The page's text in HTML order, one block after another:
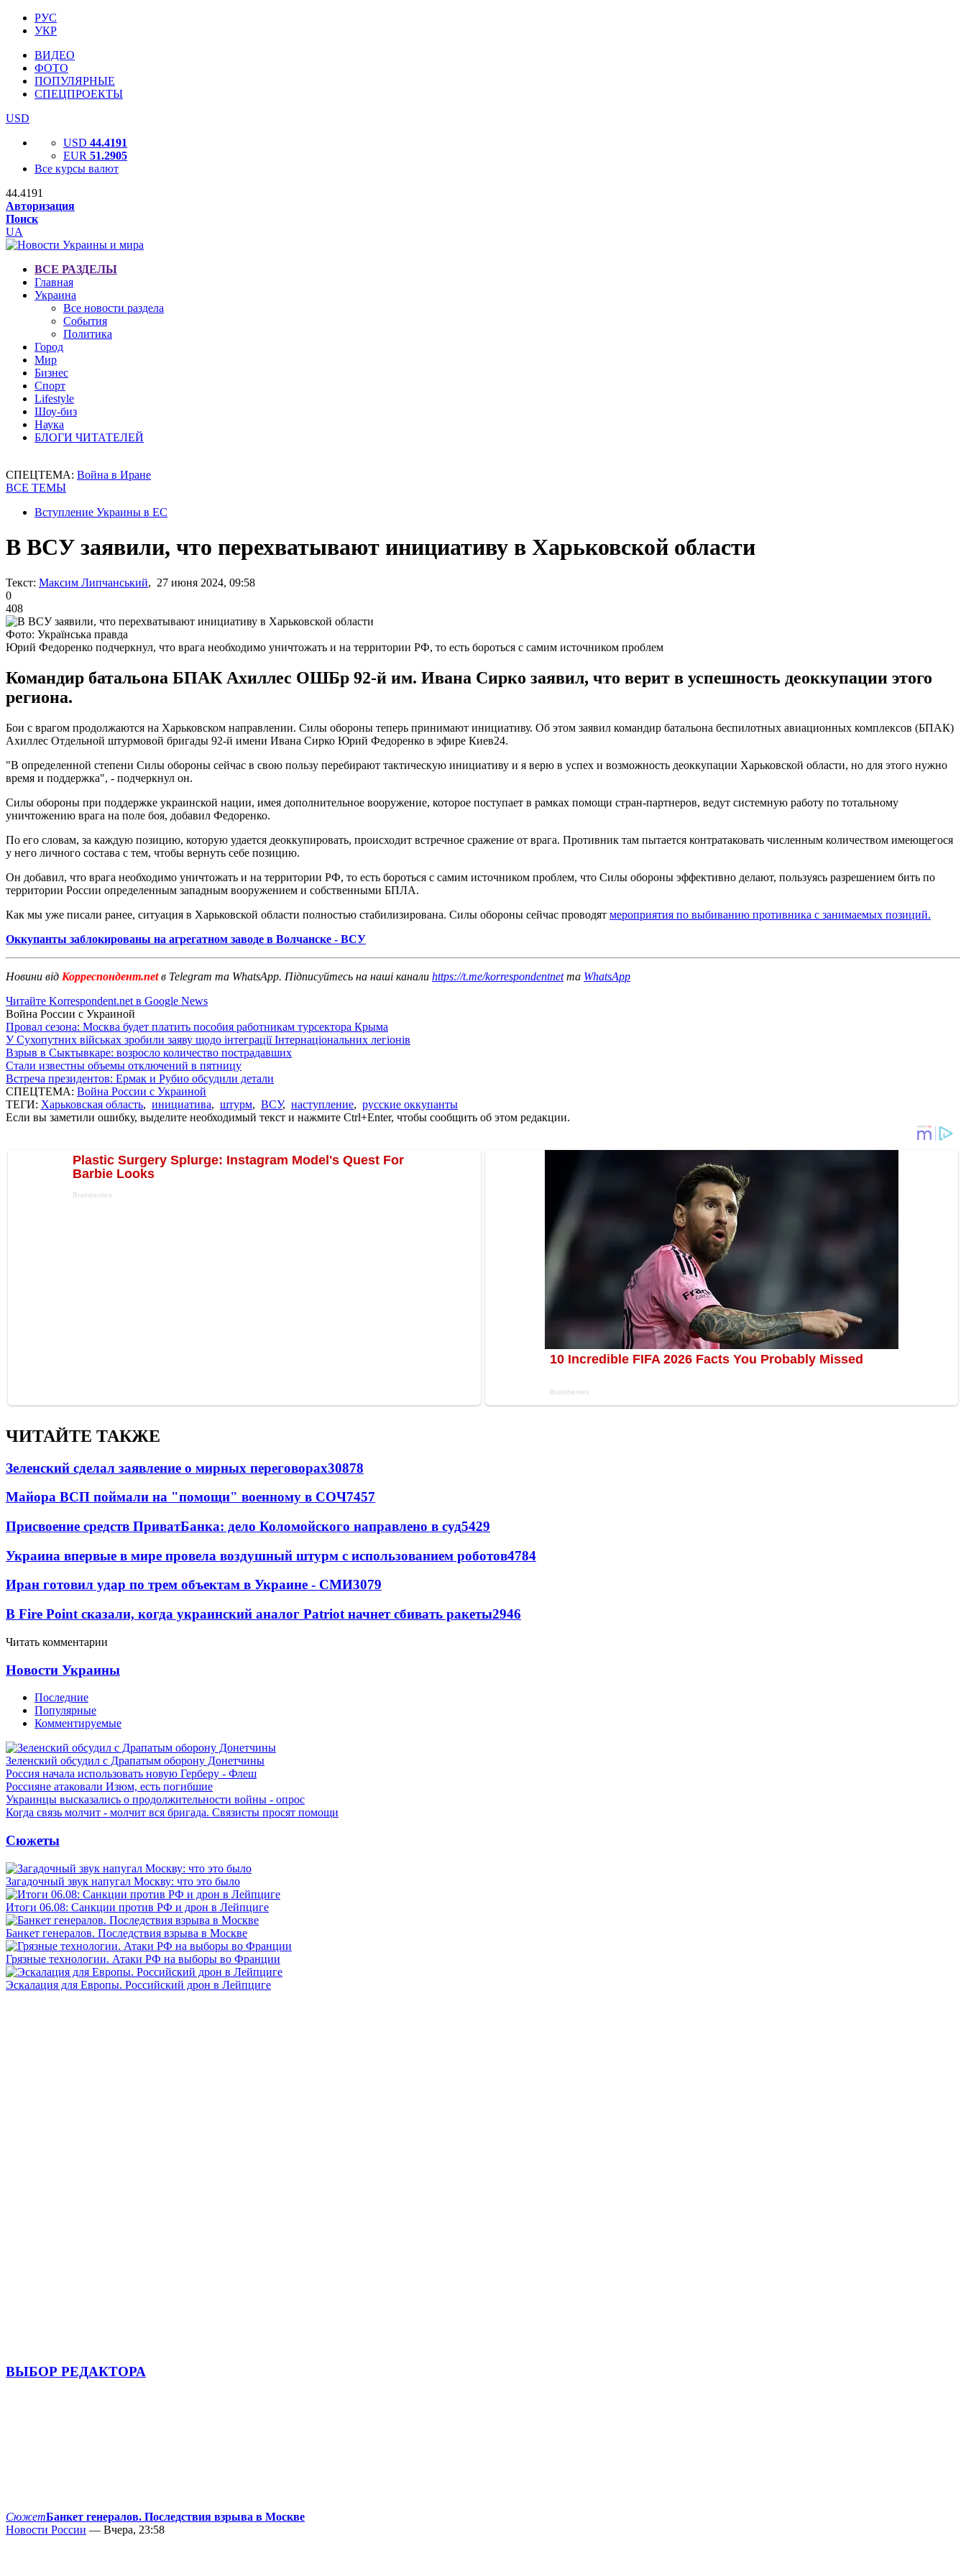
РУС
УКР
ВИДЕО
ФОТО
ПОПУЛЯРНЫЕ
СПЕЦПРОЕКТЫ
USD
USD 44.4191
EUR 51.2905
Все курсы валют
44.4191
Авторизация
Поиск
UA
ВСЕ РАЗДЕЛЫ
Главная
Украина
Все новости раздела
События
Политика
Город
Мир
Бизнес
Спорт
Lifestyle
Шоу-биз
Наука
БЛОГИ ЧИТАТЕЛЕЙ
СПЕЦТЕМА: Война в Иране
ВСЕ ТЕМЫ
Вступление Украины в ЕС
В ВСУ заявили, что перехватывают инициативу в Харьковской области
Текст: Максим Липчанський, 27 июня 2024, 09:58
0
408
Фото: Українська правда
Юрий Федоренко подчеркнул, что врага необходимо уничтожать и на территории РФ, то есть бороться с самим источником проблем
Командир батальона БПАК Ахиллес ОШБр 92-й им. Ивана Сирко заявил, что верит в успешность деоккупации этого
региона.
Бои с врагом продолжаются на Харьковском направлении. Силы обороны теперь принимают инициативу. Об этом заявил командир батальона беспилотных авиационных комплексов (БПАК)
Ахиллес Отдельной штурмовой бригады 92-й имени Ивана Сирко Юрий Федоренко в эфире Киев24.
"В определенной степени Силы обороны сейчас в свою пользу перебирают тактическую инициативу и я верю в успех и возможность деоккупации Харьковской области, но для этого нужно
время и поддержка", - подчеркнул он.
Силы обороны при поддержке украинской нации, имея дополнительное вооружение, которое поступает в рамках помощи стран-партнеров, ведут системную работу по тотальному
уничтожению врага на поле боя, добавил Федоренко.
По его словам, за каждую позицию, которую удается деоккупировать, происходит встречное сражение от врага. Противник там пытается контратаковать численным количеством имеющегося
у него личного состава с тем, чтобы вернуть себе позицию.
Он добавил, что врага необходимо уничтожать и на территории РФ, то есть бороться с самим источником проблем, что Силы обороны эффективно делают, пользуясь разрешением бить по
территории России определенным западным вооружением и собственными БПЛА.
Как мы уже писали ранее, ситуация в Харьковской области полностью стабилизирована. Силы обороны сейчас проводят мероприятия по выбиванию противника с занимаемых позиций.
Оккупанты заблокированы на агрегатном заводе в Волчанске - ВСУ
Новини від Корреспондент.netв Telegram та WhatsApp. Підписуйтесь на наші канали https://t.me/korrespondentnetта WhatsApp
Читайте Korrespondent.net в Google News
Война России с Украиной
Провал сезона: Москва будет платить пособия работникам турсектора Крыма
У Сухопутних військах зробили заяву щодо інтеграції Інтернаціональних легіонів
Взрыв в Сыктывкаре: возросло количество пострадавших
Стали известны объемы отключений в пятницу
Встреча президентов: Ермак и Рубио обсудили детали
СПЕЦТЕМА: Война России с Украиной
ТЕГИ: Харьковская область, инициатива, штурм, ВСУ, наступление, русские оккупанты
Если вы заметили ошибку, выделите необходимый текст и нажмите Ctrl+Enter, чтобы сообщить об этом редакции.
ЧИТАЙТЕ ТАКЖЕ
Зеленский сделал заявление о мирных переговорах30878
Майора ВСП поймали на "помощи" военному в СОЧ7457
Присвоение средств ПриватБанка: дело Коломойского направлено в суд5429
Украина впервые в мире провела воздушный штурм с использованием роботов4784
Иран готовил удар по трем объектам в Украине - СМИ3079
В Fire Point сказали, когда украинский аналог Patriot начнет сбивать ракеты2946
Читать комментарии
Новости Украины
Последние
Популярные
Комментируемые
Зеленский обсудил с Драпатым оборону Донетчины
Россия начала использовать новую Герберу - Флеш
Россияне атаковали Изюм, есть погибшие
Украинцы высказались о продолжительности войны - опрос
Когда связь молчит - молчит вся бригада. Связисты просят помощи
Сюжеты
Загадочный звук напугал Москву: что это было
Итоги 06.08: Санкции против РФ и дрон в Лейпциге
Банкет генералов. Последствия взрыва в Москве
Грязные технологии. Атаки РФ на выборы во Франции
Эскалация для Европы. Российский дрон в Лейпциге
ВЫБОР РЕДАКТОРА
СюжетБанкет генералов. Последствия взрыва в Москве
Новости России — Вчера, 23:58